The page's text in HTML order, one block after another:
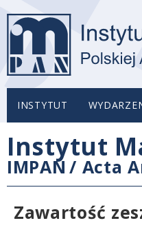
INSTYTUT
Instytut
IMPAN / Acta
Zawartość